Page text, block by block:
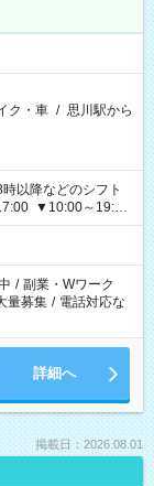
ク・車 / 思川駅から
以降などのシフト
▼10:00～19:00
/ 副業・Wワーク
量募集 / 電話対応な
詳細へ
掲載日：2026.08.01